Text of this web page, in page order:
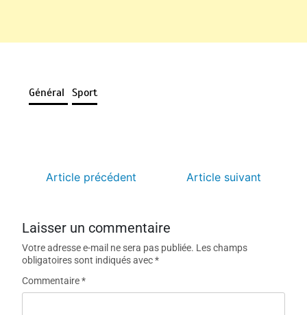
Général Sport
Article précédent Article suivant
Laisser un commentaire
Votre adresse e-mail ne sera pas publiée. Les champs
obligatoires sont indiqués avec*
Commentaire*